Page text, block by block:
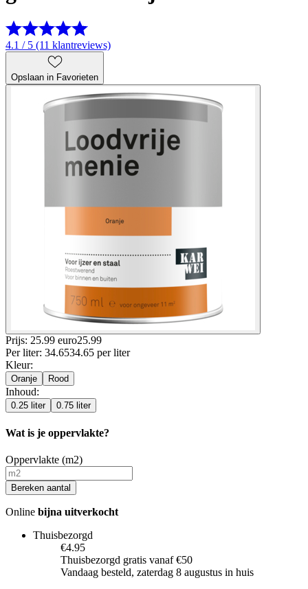
4.1 / 5 (11 klantreviews)
Opslaan in Favorieten
Prijs: 25.99 euro25.99
Per liter: 34.6534.65 per liter
Kleur:
Oranje Rood
Inhoud:
0.25 liter 0.75 liter
Wat is je oppervlakte?
Oppervlakte (m2)
Bereken aantal
Online bijna uitverkocht
Thuisbezorgd
€4.95
Thuisbezorgd gratis vanaf €50
Vandaag besteld, zaterdag 8 augustus in huis